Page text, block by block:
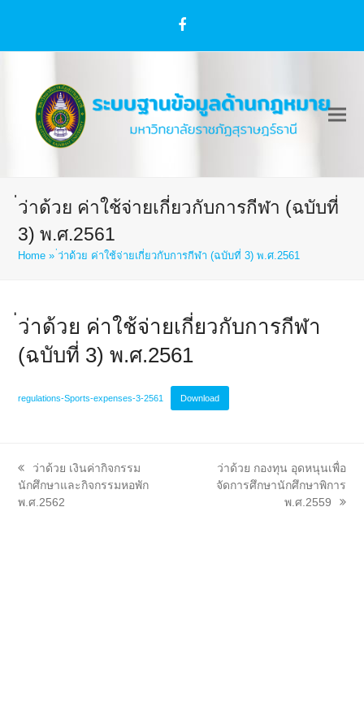
Facebook
่ว่าด้วย ค่าใช้จ่ายเกี่ยวกับการกีฬา (ฉบับที่
3) พ.ศ.2561
Home »่ว่าด้วย ค่าใช้จ่ายเกี่ยวกับการกีฬา (ฉบับที่ 3) พ.ศ.2561
่ว่าด้วย ค่าใช้จ่ายเกี่ยวกับการกีฬา
(ฉบับที่ 3) พ.ศ.2561
regulations-Sports-expenses-3-2561 Download
previous
post:
ว่าด้วย เงินค่ากิจกรรม
นักศึกษาและกิจกรรมหอพัก
พ.ศ.2562
next
post:
ว่าด้วย กองทุน อุดหนุนเพื่อ
จัดการศึกษานักศึกษาพิการ
พ.ศ.2559